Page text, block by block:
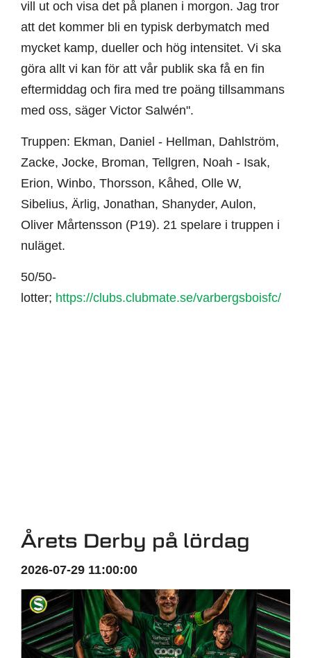
vill ut och visa det på planen i morgon. Jag tror
att det kommer bli en typisk derbymatch med
mycket kamp, dueller och hög intensitet. Vi ska
göra allt vi kan för att vår publik ska få en fin
eftermiddag och fira med tre poäng tillsammans
med oss, säger Victor Salwén".
Truppen: Ekman, Daniel - Hellman, Dahlström,
Zacke, Jocke, Broman, Tellgren, Noah - Isak,
Erion, Winbo, Thorsson, Kåhed, Olle W,
Sibelius, Ärlig, Jonathan, Shanyder, Aulon,
Oliver Mårtensson (P19). 21 spelare i truppen i
nuläget.
50/50-
lotter; https://clubs.clubmate.se/varbergsboisfc/
Årets Derby på lördag
2026-07-29 11:00:00